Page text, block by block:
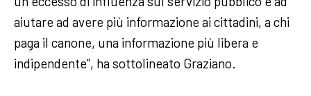
aiutare ad avere più informazione ai cittadini, a chi
paga il canone, una informazione più libera e
indipendente”, ha sottolineato Graziano.